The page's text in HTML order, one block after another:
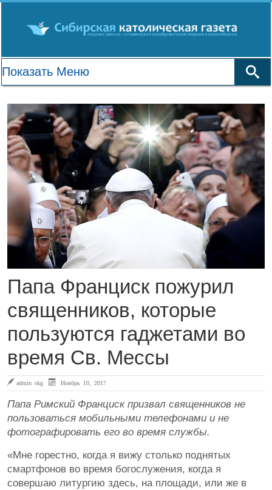
Папа Франциск пожурил
священников, которые
пользуются гаджетами во
время Св. Мессы
admin skg Ноябрь 10, 2017
Папа Римский Франциск призвал священников не
пользоваться мобильными телефонами и не
фотографировать его во время службы.
«Мне горестно, когда я вижу столько поднятых
смартфонов во время богослужения, когда я
совершаю литургию здесь, на площади, или же в